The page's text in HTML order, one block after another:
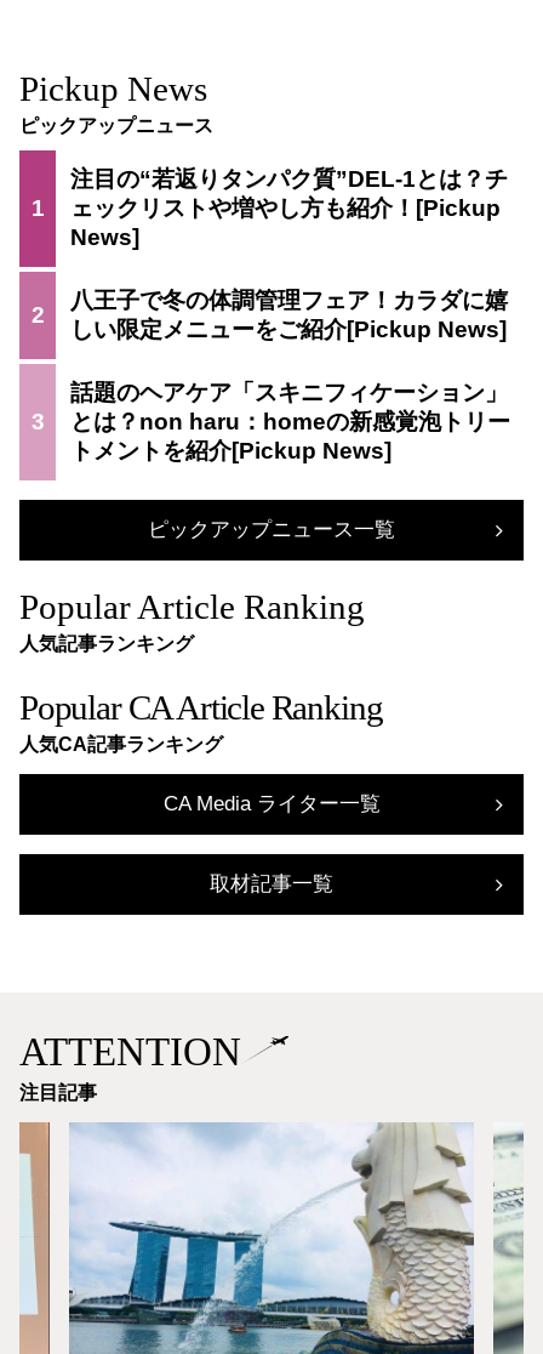
Pickup News
ピックアップニュース
1
注目の“若返りタンパク質”DEL-1とは？チ
ェックリストや増やし方も紹介！
2
八王子で冬の体調管理フェア！カラダに嬉
しい限定メニューをご紹介
3
話題のヘアケア「スキニフィケーション」
とは？non haru：homeの新感覚泡トリー
トメントを紹介
ピックアップニュース一覧
Popular Article Ranking
人気記事ランキング
Popular CA Article Ranking
人気CA記事ランキング
CA Media ライター一覧
取材記事一覧
ATTENTION
注目記事